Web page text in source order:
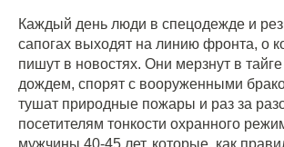
Каждый день люди в спецодежде и
сапогах выходят на линию фронта, о
пишут в новостях. Они мерзнут в
дождем, спорят с вооруженными
тушат природные пожары и раз за
посетителям тонкости охранного
мужчины 40-45 лет, которые, как